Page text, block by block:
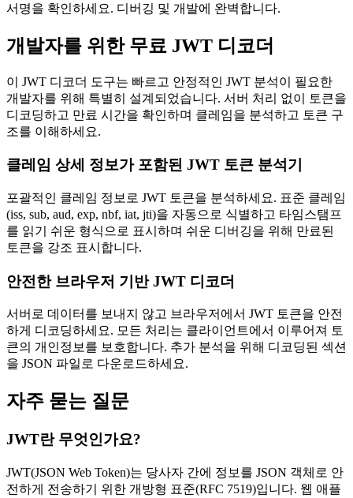
서명을 확인하세요. 디버깅 및 개발에 완벽합니다.
개발자를 위한 무료 JWT 디코더
이 JWT 디코더 도구는 빠르고 안정적인 JWT 분석이 필요한
개발자를 위해 특별히 설계되었습니다. 서버 처리 없이 토큰을
디코딩하고 만료 시간을 확인하며 클레임을 분석하고 토큰 구
조를 이해하세요.
클레임 상세 정보가 포함된 JWT 토큰 분석기
포괄적인 클레임 정보로 JWT 토큰을 분석하세요. 표준 클레임
(iss, sub, aud, exp, nbf, iat, jti)을 자동으로 식별하고 타임스탬프
를 읽기 쉬운 형식으로 표시하며 쉬운 디버깅을 위해 만료된
토큰을 강조 표시합니다.
안전한 브라우저 기반 JWT 디코더
서버로 데이터를 보내지 않고 브라우저에서 JWT 토큰을 안전
하게 디코딩하세요. 모든 처리는 클라이언트에서 이루어져 토
큰의 개인정보를 보호합니다. 추가 분석을 위해 디코딩된 섹션
을 JSON 파일로 다운로드하세요.
자주 묻는 질문
JWT란 무엇인가요?
JWT(JSON Web Token)는 당사자 간에 정보를 JSON 객체로 안
전하게 전송하기 위한 개방형 표준(RFC 7519)입니다. 웹 애플